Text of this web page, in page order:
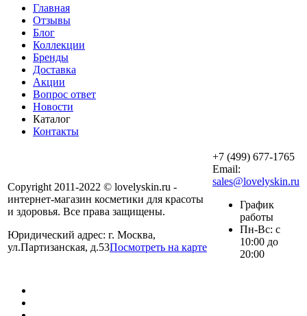
Главная
Отзывы
Блог
Коллекции
Бренды
Доставка
Акции
Вопрос ответ
Новости
Каталог
Контакты
Copyright 2011-2022 © lovelyskin.ru -
интернет-магазин косметики для красоты
и здоровья. Все права защищены.
Юридический адрес: г. Москва,
ул.Партизанская, д.53Посмотреть на карте
+7 (499) 677-1765
Email:
sales@lovelyskin.ru
График
работы
Пн-Вс: с
10:00 до
20:00